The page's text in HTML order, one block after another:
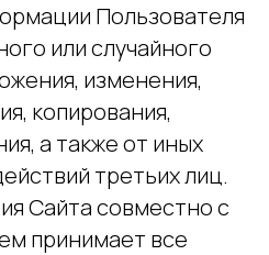
Пользователя
или случайного
изменения,
копирования,
а также от иных
третьих лиц.
Сайта совместно с
принимает все